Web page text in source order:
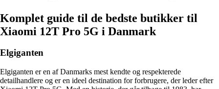
Komplet guide til de bedste butikker til
Xiaomi 12T Pro 5G i Danmark
Elgiganten
Elgiganten er en af Danmarks mest kendte og respekterede
detailhandlere og er en ideel destination for forbrugere, der leder efter